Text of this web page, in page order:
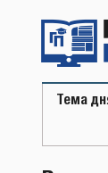
содержимому
Тема